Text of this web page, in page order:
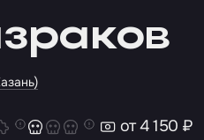
от 4 150 ₽